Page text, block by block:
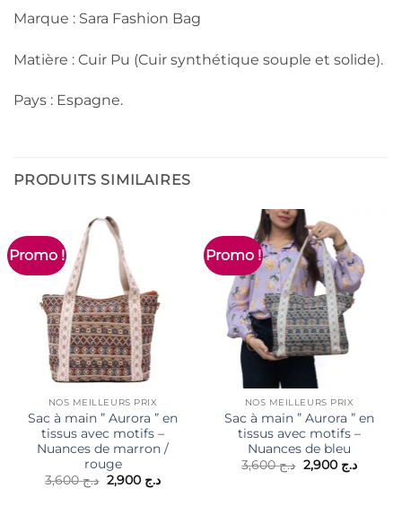
Marque : Sara Fashion Bag
Matière : Cuir Pu (Cuir synthétique souple et solide).
Pays : Espagne.
PRODUITS SIMILAIRES
Promo !
NOS MEILLEURS PRIX
Sac à main ” Aurora ” en
tissus avec motifs –
Nuances de marron /
rouge
د.ج3,600
Le
prix
د.ج 2,900
Le
Promo !
NOS MEILLEURS PRIX
Sac à main ” Aurora ” en
tissus avec motifs –
Nuances de bleu
د.ج3,600
Le
prix
د.ج 2,900
Le